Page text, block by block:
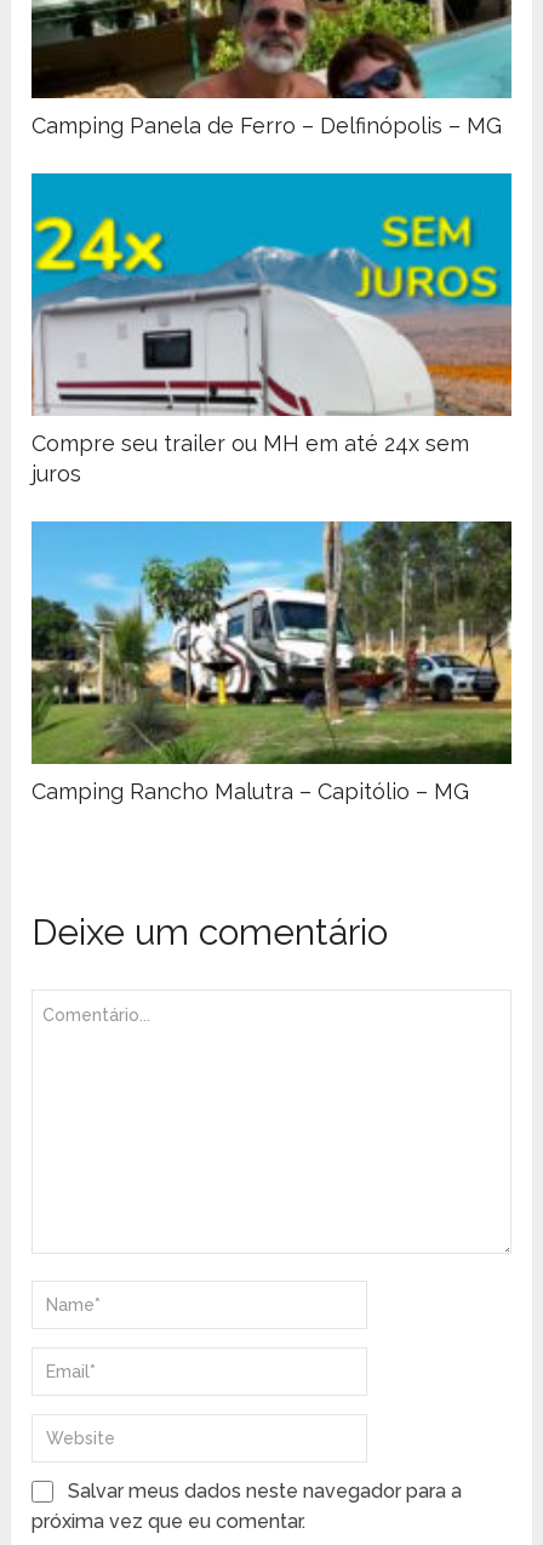
Camping Panela de Ferro – Delfinópolis – MG
Compre seu trailer ou MH em até 24x sem
juros
Camping Rancho Malutra – Capitólio – MG
Deixe um comentário
Salvar meus dados neste navegador para a
próxima vez que eu comentar.